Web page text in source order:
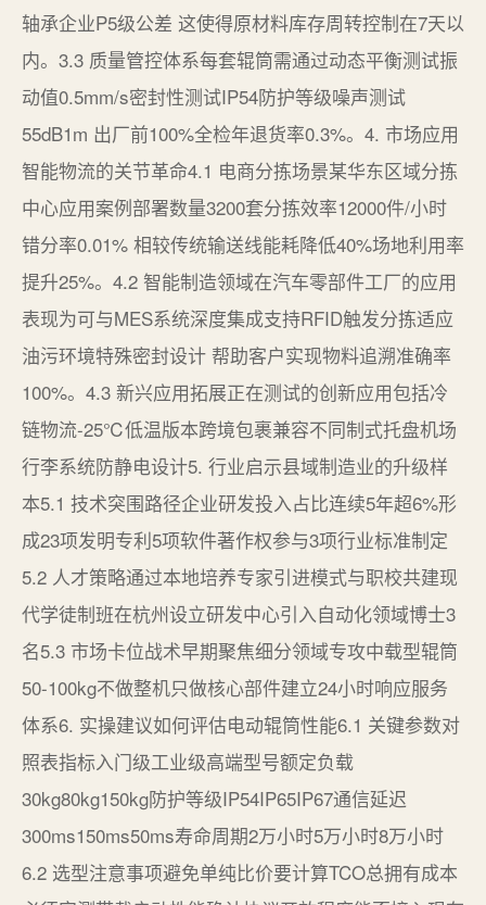
轴承企业P5级公差 这使得原材料库存周转控制在7天以
内。3.3 质量管控体系每套辊筒需通过动态平衡测试振
动值0.5mm/s密封性测试IP54防护等级噪声测试
55dB1m 出厂前100%全检年退货率0.3%。4. 市场应用
智能物流的关节革命4.1 电商分拣场景某华东区域分拣
中心应用案例部署数量3200套分拣效率12000件/小时
错分率0.01% 相较传统输送线能耗降低40%场地利用率
提升25%。4.2 智能制造领域在汽车零部件工厂的应用
表现为可与MES系统深度集成支持RFID触发分拣适应
油污环境特殊密封设计 帮助客户实现物料追溯准确率
100%。4.3 新兴应用拓展正在测试的创新应用包括冷
链物流-25℃低温版本跨境包裹兼容不同制式托盘机场
行李系统防静电设计5. 行业启示县域制造业的升级样
本5.1 技术突围路径企业研发投入占比连续5年超6%形
成23项发明专利5项软件著作权参与3项行业标准制定
5.2 人才策略通过本地培养专家引进模式与职校共建现
代学徒制班在杭州设立研发中心引入自动化领域博士3
名5.3 市场卡位战术早期聚焦细分领域专攻中载型辊筒
50-100kg不做整机只做核心部件建立24小时响应服务
体系6. 实操建议如何评估电动辊筒性能6.1 关键参数对
照表指标入门级工业级高端型号额定负载
30kg80kg150kg防护等级IP54IP65IP67通信延迟
300ms150ms50ms寿命周期2万小时5万小时8万小时
6.2 选型注意事项避免单纯比价要计算TCO总拥有成本